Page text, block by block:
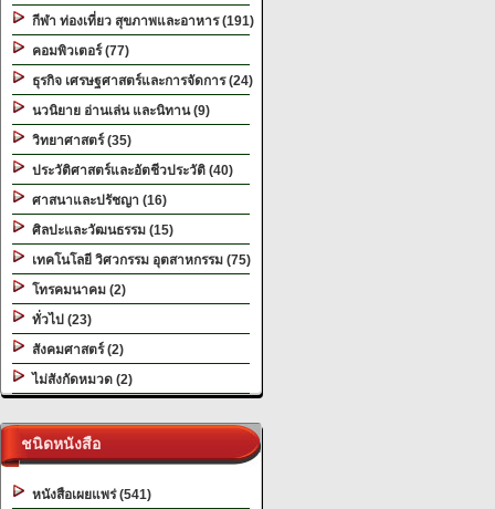
กีฬา ท่องเที่ยว สุขภาพและอาหาร (191)
คอมพิวเตอร์ (77)
ธุรกิจ เศรษฐศาสตร์และการจัดการ (24)
นวนิยาย อ่านเล่น และนิทาน (9)
วิทยาศาสตร์ (35)
ประวัติศาสตร์และอัตชีวประวัติ (40)
ศาสนาและปรัชญา (16)
ศิลปะและวัฒนธรรม (15)
เทคโนโลยี วิศวกรรม อุตสาหกรรม (75)
โทรคมนาคม (2)
ทั่วไป (23)
สังคมศาสตร์ (2)
ไม่สังกัดหมวด (2)
ชนิดหนังสือ
หนังสือเผยแพร่ (541)